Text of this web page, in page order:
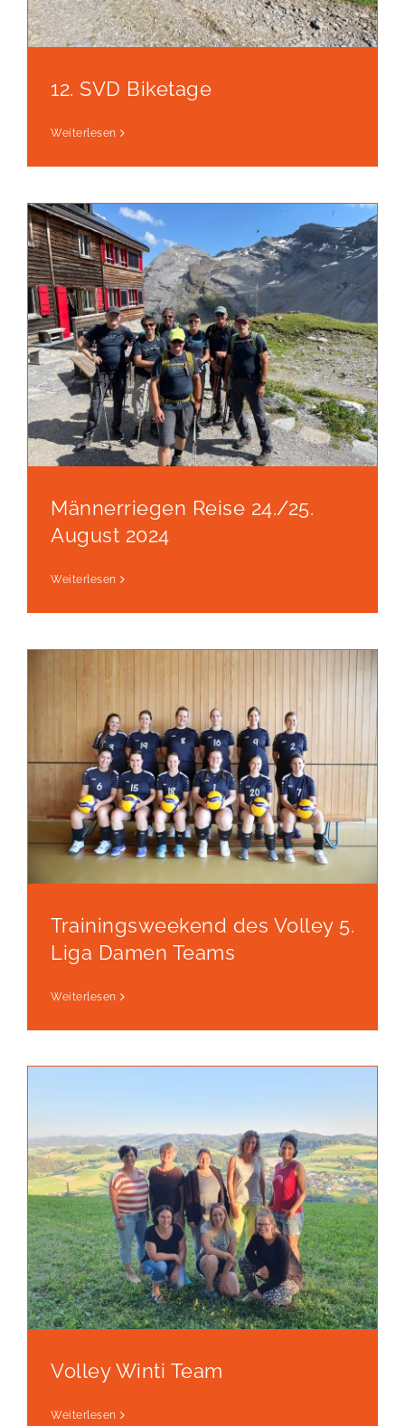
12. SVD Biketage
Weiterlesen
Männerriegen Reise 24./25.
August 2024
Weiterlesen
Trainingsweekend des Volley 5.
Liga Damen Teams
Weiterlesen
Volley Winti Team
Weiterlesen